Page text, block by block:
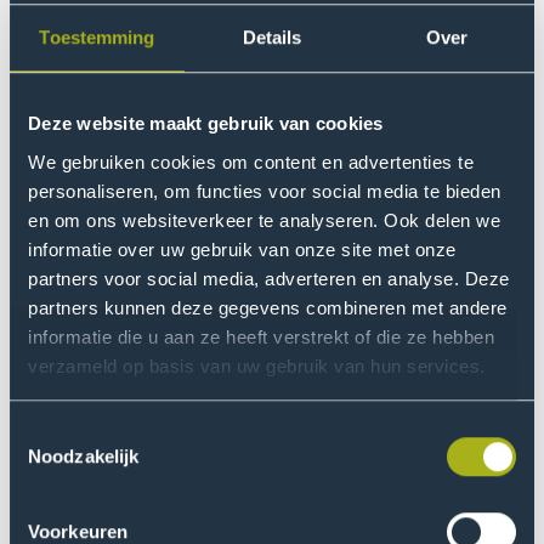
Toestemming Details Over
Deze website maakt gebruik van cookies
We gebruiken cookies om content en advertenties te
personaliseren, om functies voor social media te bieden
en om ons websiteverkeer te analyseren. Ook delen we
informatie over uw gebruik van onze site met onze
partners voor social media, adverteren en analyse. Deze
partners kunnen deze gegevens combineren met andere
informatie die u aan ze heeft verstrekt of die ze hebben
verzameld op basis van uw gebruik van hun services.
Noodzakelijk
Voorkeuren
Master voltijd
International Financial
Management & Control
Financiële puzzels oplossen, bedrijven laten groeien en
impact maken. Met je vwo-diploma volg je deze
Engelstalige studie in 3 jaar.
Bachelor voltijd 3 jaar
Management & Control
Stel je voor dat je een wereldwijd bedrijf zoals Adidas